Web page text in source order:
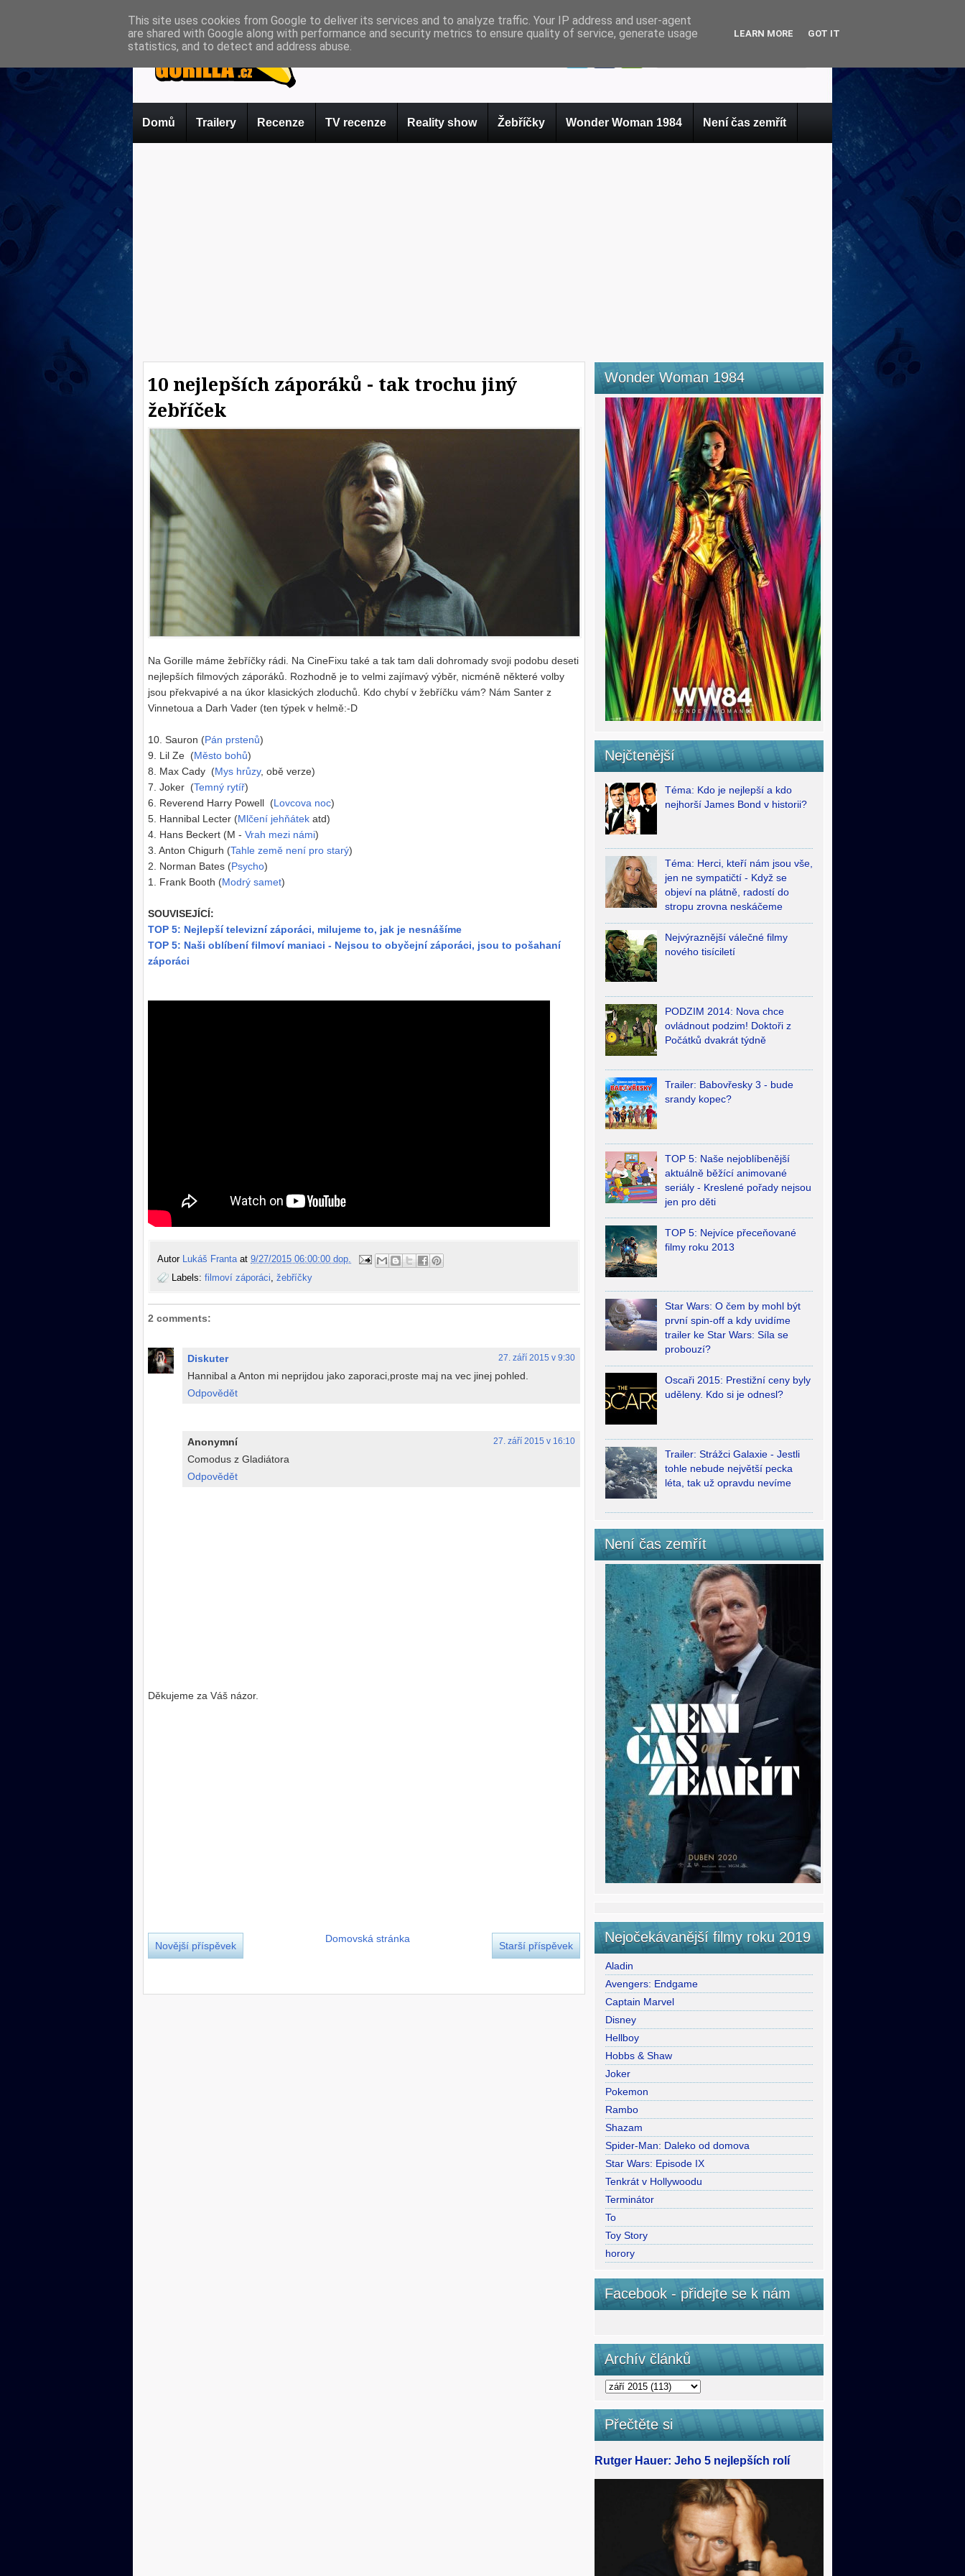
Domů Trailery Recenze TV recenze Reality show Žebříčky Wonder Woman 1984 Není čas zemřít
10 nejlepších záporáků - tak trochu jiný
žebříček
Na Gorille máme žebříčky rádi. Na CineFixu také a tak tam dali dohromady svoji podobu deseti
nejlepších filmových záporáků. Rozhodně je to velmi zajímavý výběr, nicméně některé volby
jsou překvapivé a na úkor klasických zloduchů. Kdo chybí v žebříčku vám? Nám Santer z
Vinnetoua a Darh Vader (ten týpek v helmě:-D
10. Sauron (Pán prstenů)
9. Lil Ze (Město bohů)
8. Max Cady (Mys hrůzy, obě verze)
7. Joker (Temný rytíř)
6. Reverend Harry Powell (Lovcova noc)
5. Hannibal Lecter (Mlčení jehňátek atd)
4. Hans Beckert (M - Vrah mezi námi)
3. Anton Chigurh (Tahle země není pro starý)
2. Norman Bates (Psycho)
1. Frank Booth (Modrý samet)
SOUVISEJÍCÍ:
TOP 5: Nejlepší televizní záporáci, milujeme to, jak je nesnášíme
TOP 5: Naši oblíbení filmoví maniaci - Nejsou to obyčejní záporáci, jsou to pošahaní
záporáci
Autor Lukáš Franta at 9/27/2015 06:00:00 dop.
Labels: filmoví záporáci žebříčky
2 comments:
Diskuter 27. září 2015 v 9:30
Hannibal a Anton mi neprijdou jako zaporaci,proste maj na vec jinej pohled.
Odpovědět
Anonymní 27. září 2015 v 16:10
Comodus z Gladiátora
Odpovědět
Děkujeme za Váš názor.
Novější příspěvek Starší příspěvek
Domovská stránka
Wonder Woman 1984
Nejčtenější
Téma: Kdo je nejlepší a kdo
nejhorší James Bond v historii?
Téma: Herci, kteří nám jsou vše,
jen ne sympatičtí - Když se
objeví na plátně, radostí do
stropu zrovna neskáčeme
Nejvýraznější válečné filmy
nového tisíciletí
PODZIM 2014: Nova chce
ovládnout podzim! Doktoři z
Počátků dvakrát týdně
Trailer: Babovřesky 3 - bude
srandy kopec?
TOP 5: Naše nejoblíbenější
aktuálně běžící animované
seriály - Kreslené pořady nejsou
jen pro děti
TOP 5: Nejvíce přeceňované
filmy roku 2013
Star Wars: O čem by mohl být
první spin-off a kdy uvidíme
trailer ke Star Wars: Síla se
probouzí?
Oscaři 2015: Prestižní ceny byly
uděleny. Kdo si je odnesl?
Trailer: Strážci Galaxie - Jestli
tohle nebude největší pecka
léta, tak už opravdu nevíme
Není čas zemřít
Nejočekávanější filmy roku 2019
Aladin
Avengers: Endgame
Captain Marvel
Disney
Hellboy
Hobbs & Shaw
Joker
Pokemon
Rambo
Shazam
Spider-Man: Daleko od domova
Star Wars: Episode IX
Tenkrát v Hollywoodu
Terminátor
To
Toy Story
horory
Facebook - přidejte se k nám
Archív článků
Přečtěte si
Rutger Hauer: Jeho 5 nejlepších rolí
This site uses cookies from Google to deliver its services and to analyze traffic. Your IP address and user-agent
are shared with Google along with performance and security metrics to ensure quality of service, generate usage
statistics, and to detect and address abuse.
LEARN MORE GOT IT